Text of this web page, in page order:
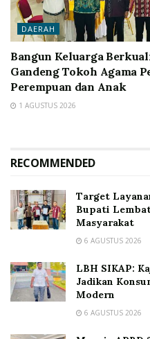
DAERAH
Bangun Keluarga
Gandeng Tokoh Agama
Perempuan dan Anak
1 AGUSTUS 2026
RECOMMENDED
Target
Bupati
Masyarakat
6 AGUSTUS 2026
LBH SIKAP:
Jadikan
Modern
6 AGUSTUS 2026